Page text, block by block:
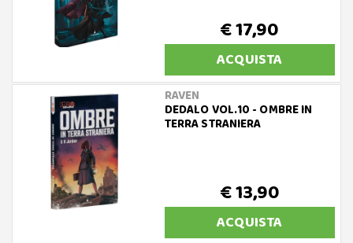
€ 17,90
ACQUISTA
RAVEN
DEDALO VOL.10 - OMBRE IN
TERRA STRANIERA
€ 13,90
ACQUISTA